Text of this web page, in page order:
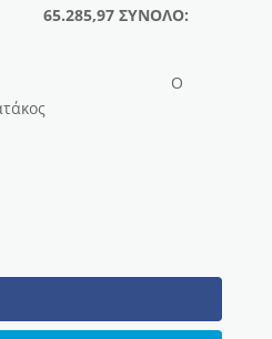
65.285,97 ΣΥΝΟΛΟ:
επιτροπή Ο